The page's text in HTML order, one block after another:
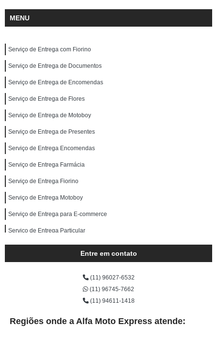
MENU
Serviço de Entrega com Fiorino
Serviço de Entrega de Documentos
Serviço de Entrega de Encomendas
Serviço de Entrega de Flores
Serviço de Entrega de Motoboy
Serviço de Entrega de Presentes
Serviço de Entrega Encomendas
Serviço de Entrega Farmácia
Serviço de Entrega Fiorino
Serviço de Entrega Motoboy
Serviço de Entrega para E-commerce
Serviço de Entrega Particular
Entre em contato
(11) 96027-6532
(11) 96745-7662
(11) 94611-1418
Regiões onde a Alfa Moto Express atende: